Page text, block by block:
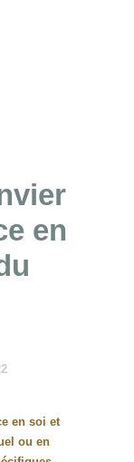
en
en soi et
ou en